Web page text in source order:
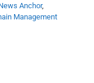
Anchor,
Management